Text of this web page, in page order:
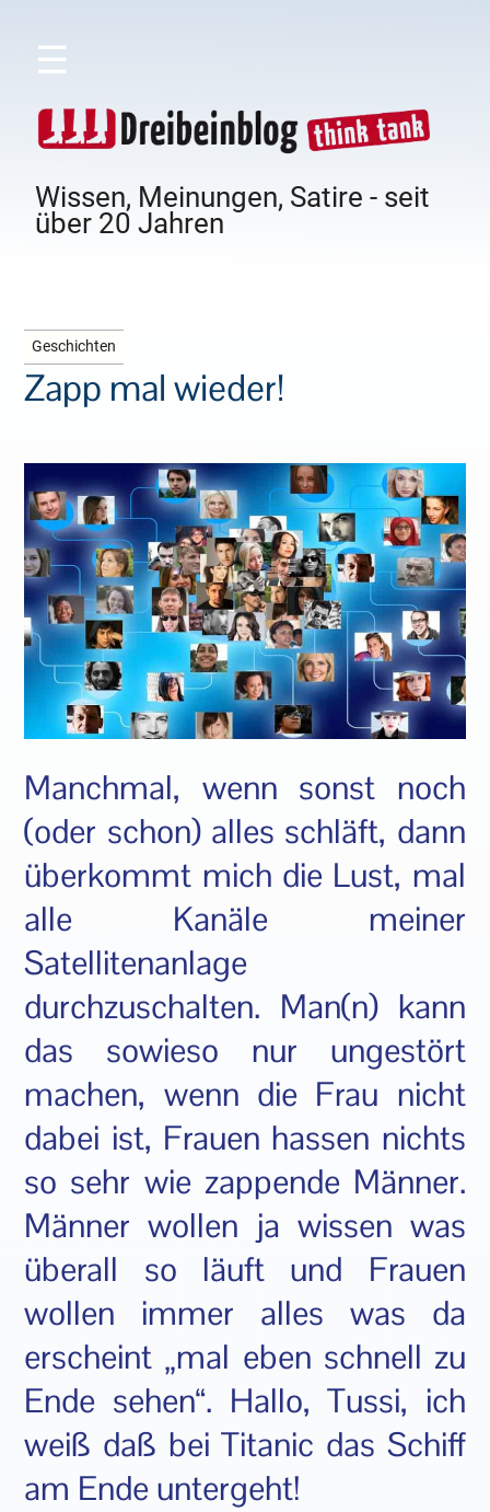
☰
Wissen, Meinungen, Satire - seit
über 20 Jahren
Geschichten
Zapp mal wieder!
Manchmal, wenn sonst noch
(oder schon) alles schläft, dann
überkommt mich die Lust, mal
alle Kanäle meiner
Satellitenanlage
durchzuschalten. Man(n) kann
das sowieso nur ungestört
machen, wenn die Frau nicht
dabei ist, Frauen hassen nichts
so sehr wie zappende Männer.
Männer wollen ja wissen was
überall so läuft und Frauen
wollen immer alles was da
erscheint „mal eben schnell zu
Ende sehen“. Hallo, Tussi, ich
weiß daß bei Titanic das Schiff
am Ende untergeht!